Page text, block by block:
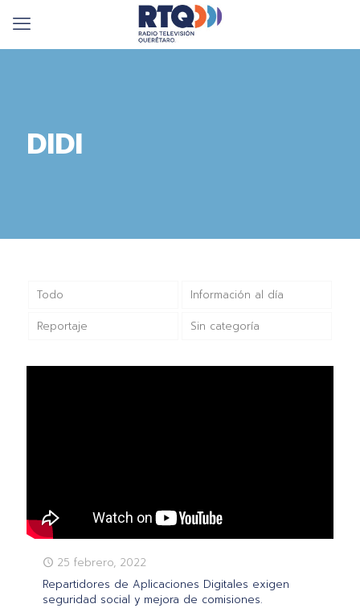
DIDI
Todo Información al día
Reportaje Sin categoría
25 febrero, 2022
Repartidores de Aplicaciones Digitales exigen
seguridad social y mejora de comisiones.